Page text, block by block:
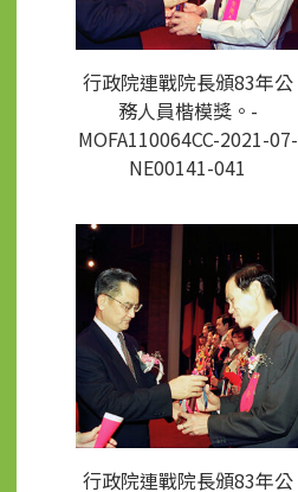
行政院連戰院長頒83年公
務人員楷模獎。-
MOFA110064CC-2021-07-
NE00141-041
行政院連戰院長頒83年公